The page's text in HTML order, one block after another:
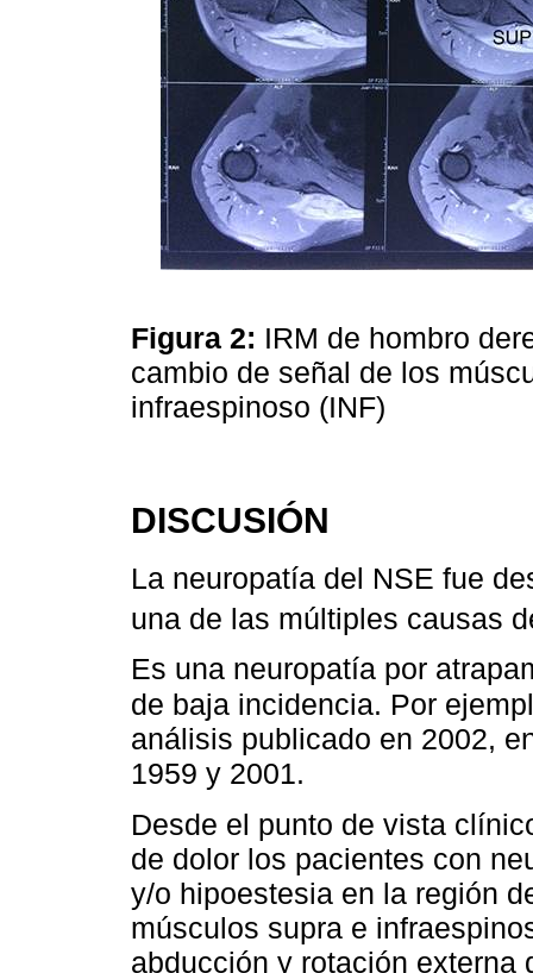
Figura 2: IRM de hombro
cambio de señal de los
infraespinoso (INF)
DISCUSIÓN
La neuropatía del NSE fue
una de las múltiples causas
Es una neuropatía por
de baja incidencia. Por
análisis publicado en 2002,
1959 y 2001.
Desde el punto de vista
de dolor los pacientes con
y/o hipoestesia en la región
músculos supra e
abducción y rotación externa